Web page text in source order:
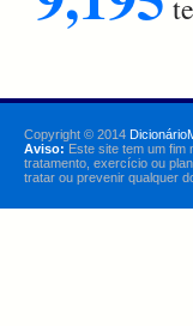
Copyright © 2014
Aviso: Este site tem um fim
tratamento, exercício ou
tratar ou prevenir qualquer